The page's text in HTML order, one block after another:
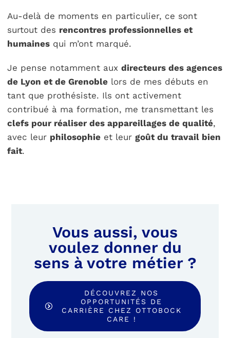
Au-delà de moments en particulier, ce sont
surtout des rencontres professionnelles et
humainesqui m’ont marqué.
Je pense notamment aux directeurs des agences
de Lyon et de Grenoblelors de mes débuts en
tant que prothésiste. Ils ont activement
contribué à ma formation, me transmettant les
clefs pour réaliser des appareillages de qualité,
avec leur philosophieet leur goût du travail bien
fait.
Vous aussi, vous
voulez donner du
sens à votre métier ?
DÉCOUVREZ NOS
OPPORTUNITÉS DE
CARRIÈRE CHEZ OTTOBOCK
CARE !